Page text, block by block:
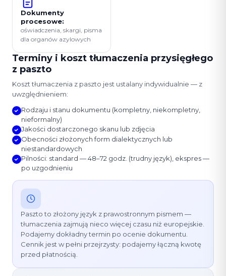
Dokumenty
procesowe:
oświadczenia, skargi, pisma
dla organów azylowych
Terminy i koszt tłumaczenia przysięgłego
z paszto
Koszt tłumaczenia z paszto jest ustalany indywidualnie — z
uwzględnieniem:
Rodzaju i stanu dokumentu (kompletny, niekompletny,
nieformalny)
Jakości dostarczonego skanu lub zdjęcia
Obecności złożonych form dialektycznych lub
niestandardowych
Pilności: standard — 48–72 godz. (trudny język), ekspres —
po uzgodnieniu
Paszto to złożony język z prawostronnym pismem —
tłumaczenia zajmują nieco więcej czasu niż europejskie.
Podajemy dokładny termin po ocenie dokumentu.
Cennik jest w pełni przejrzysty: podajemy łączną kwotę
przed płatnością.